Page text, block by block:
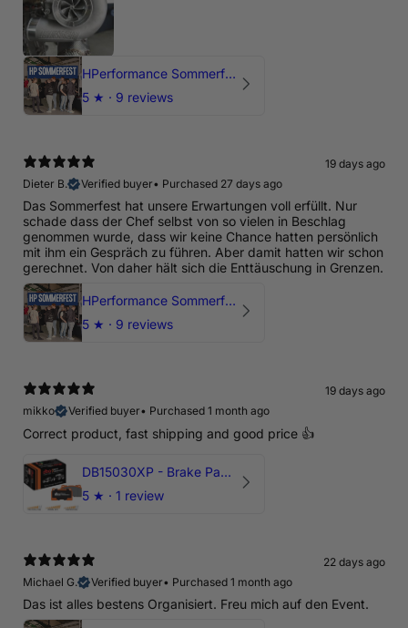
HPerformance Sommerfest 2026
5 ★ · 9 reviews
19 days ago
Dieter B.
Verified buyer• Purchased 27 days ago
Das Sommerfest hat unsere Erwartungen voll erfüllt. Nur
schade dass der Chef selbst von so vielen in Beschlag
genommen wurde, dass wir keine Chance hatten persönlich
mit ihm ein Gespräch zu führen. Aber damit hatten wir schon
gerechnet. Von daher hält sich die Enttäuschung in Grenzen.
HPerformance Sommerfest 2026
5 ★ · 9 reviews
19 days ago
mikko
Verified buyer• Purchased 1 month ago
Correct product, fast shipping and good price 👍
DB15030XP - Brake Pads Xtreme Performance | Front Axle
5 ★ · 1 review
22 days ago
Michael G.
Verified buyer• Purchased 1 month ago
Das ist alles bestens Organisiert. Freu mich auf den Event.